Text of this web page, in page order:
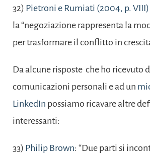
32) Pietroni e Rumiati (2004, p. VIII)
la “negoziazione rappresenta la
per trasformare il conflitto in
Da alcune risposte che ho ricevuto
comunicazioni personali e ad un
LinkedIn possiamo ricavare altre
interessanti:
33) Philip Brown: “Due parti si